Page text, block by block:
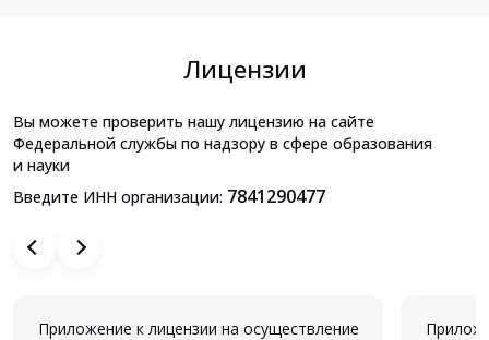
Лицензии
Вы можете проверить нашу лицензию на сайте
Федеральной службы по надзору в сфере образования
и науки
Введите ИНН организации: 7841290477
Приложение к лицензии на осуществление